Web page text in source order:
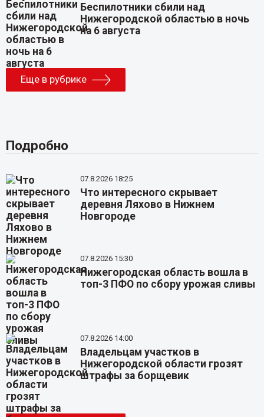
Беспилотники сбили над
Нижегородской областью в ночь
на 6 августа
Еще в рубрике
Подробно
07.8.2026 18:25
Что интересного скрывает
деревня Ляхово в Нижнем
Новгороде
07.8.2026 15:30
Нижегородская область вошла в
топ-3 ПФО по сбору урожая сливы
07.8.2026 14:00
Владельцам участков в
Нижегородской области грозят
штрафы за борщевик